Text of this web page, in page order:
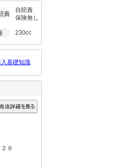
責
自賠責
保険無し
230cc
基礎知識
９